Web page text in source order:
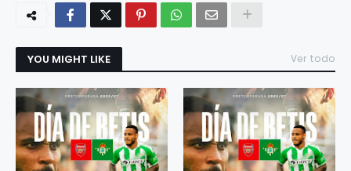
YOU MIGHT LIKE Ver todo